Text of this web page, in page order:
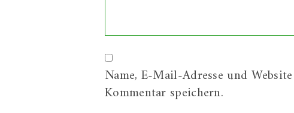
Name, E-Mail-Adresse und
Kommentar speichern.